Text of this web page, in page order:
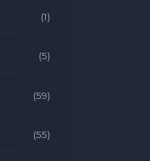
(1)
(5)
(59)
(55)